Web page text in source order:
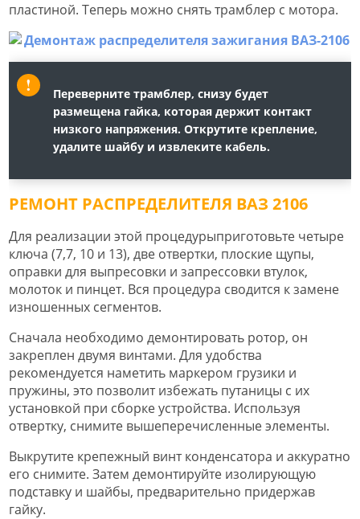
пластиной. Теперь можно снять трамблер с мотора.
Переверните трамблер, снизу будет
размещена гайка, которая держит контакт
низкого напряжения. Открутите крепление,
удалите шайбу и извлеките кабель.
РЕМОНТ РАСПРЕДЕЛИТЕЛЯ ВАЗ 2106
Для реализации этой процедурыприготовьте четыре
ключа (7,7, 10 и 13), две отвертки, плоские щупы,
оправки для выпресовки и запрессовки втулок,
молоток и пинцет. Вся процедура сводится к замене
изношенных сегментов.
Сначала необходимо демонтировать ротор, он
закреплен двумя винтами. Для удобства
рекомендуется наметить маркером грузики и
пружины, это позволит избежать путаницы с их
установкой при сборке устройства. Используя
отвертку, снимите вышеперечисленные элементы.
Выкрутите крепежный винт конденсатора и аккуратно
его снимите. Затем демонтируйте изолирующую
подставку и шайбы, предварительно придержав
гайку.